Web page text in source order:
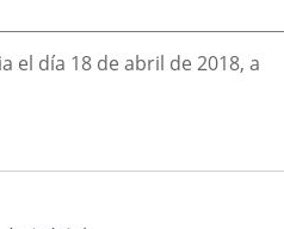
externa.externa.
el día 18 de abril de 2018, a